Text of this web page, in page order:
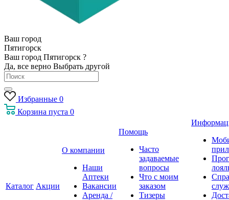
Ваш город
Пятигорск
Ваш город Пятигорск ?
Да, все верно Выбрать другой
Избранные 0
Корзина пуста 0
Каталог Акции
О компании
Наши
Аптеки
Вакансии
Аренда /
Помощь
Часто
задаваемые
вопросы
Что с моим
заказом
Тизеры